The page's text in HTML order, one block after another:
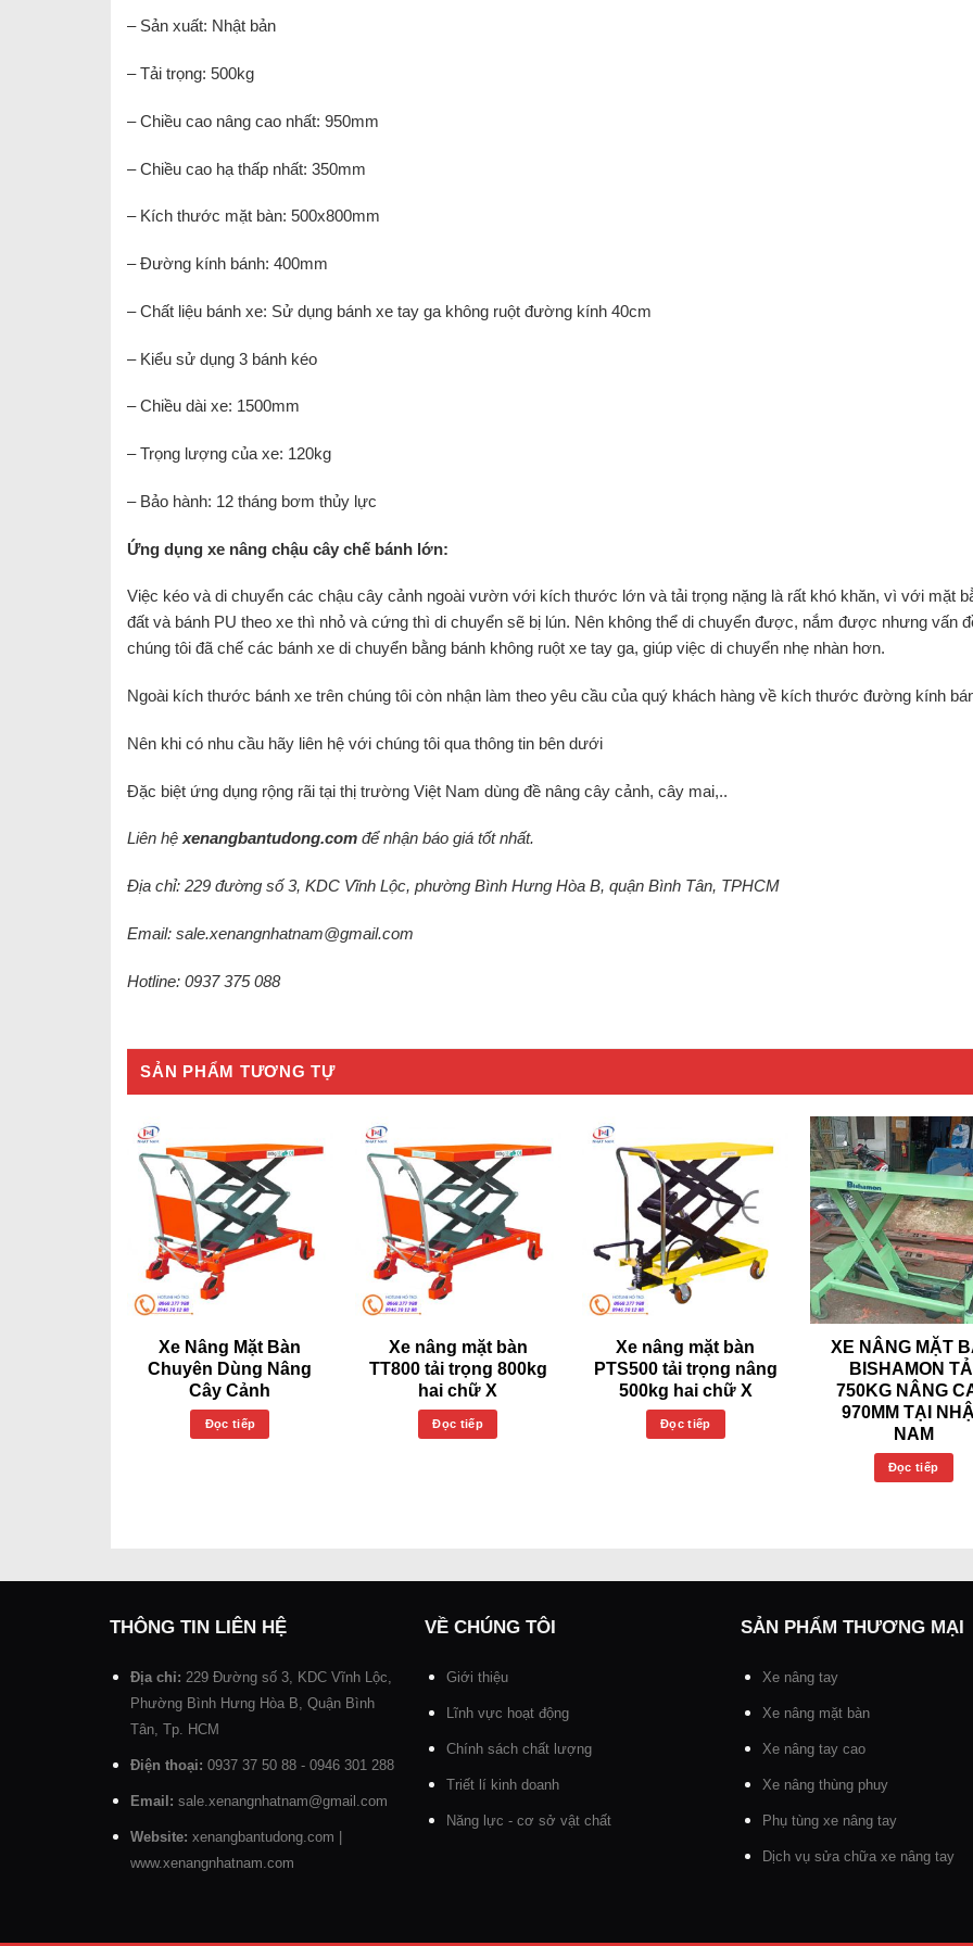
– Sản xuất: Nhật bản
– Tải trọng: 500kg
– Chiều cao nâng cao nhất: 950mm
– Chiều cao hạ thấp nhất: 350mm
– Kích thước mặt bàn: 500x800mm
– Đường kính bánh: 400mm
– Chất liệu bánh xe: Sử dụng bánh xe tay ga không ruột đường kính 40cm
– Kiểu sử dụng 3 bánh kéo
– Chiều dài xe: 1500mm
– Trọng lượng của xe: 120kg
– Bảo hành: 12 tháng bơm thủy lực
Ứng dụng xe nâng chậu cây chế bánh lớn:
Việc kéo và di chuyển các chậu cây cảnh ngoài vườn với kích thước lớn và tải trọng nặng là rất khó khăn, vì với mặt
đất và bánh PU theo xe thì nhỏ và cứng thì di chuyển sẽ bị lún. Nên không thể di chuyển được, nắm được nhưng vấn
chúng tôi đã chế các bánh xe di chuyển bằng bánh không ruột xe tay ga, giúp việc di chuyển nhẹ nhàn hơn.
Ngoài kích thước bánh xe trên chúng tôi còn nhận làm theo yêu cầu của quý khách hàng về kích thước đường kính
Nên khi có nhu cầu hãy liên hệ với chúng tôi qua thông tin bên dưới
Đặc biệt ứng dụng rộng rãi tại thị trường Việt Nam dùng đề nâng cây cảnh, cây mai,..
Liên hệ xenangbantudong.com để nhận báo giá tốt nhất.
Địa chỉ: 229 đường số 3, KDC Vĩnh Lộc, phường Bình Hưng Hòa B, quận Bình Tân, TPHCM
Email: sale.xenangnhatnam@gmail.com
Hotline: 0937 375 088
SẢN PHẨM TƯƠNG TỰ
Xe Nâng Mặt Bàn
Chuyên Dùng Nâng
Cây Cảnh
Đọc tiếp
Xe nâng mặt bàn
TT800 tải trọng 800kg
hai chữ X
Đọc tiếp
Xe nâng mặt bàn
PTS500 tải trọng nâng
500kg hai chữ X
Đọc tiếp
XE NÂNG MẶT
BISHAMON TẢI
750KG NÂNG
970MM TẠI
NAM
Đọc tiếp
THÔNG TIN LIÊN HỆ
Địa chỉ: 229 Đường số 3, KDC Vĩnh Lộc,
Phường Bình Hưng Hòa B, Quận Bình
Tân, Tp. HCM
Điện thoại: 0937 37 50 88 - 0946 301 288
Email: sale.xenangnhatnam@gmail.com
Website: xenangbantudong.com
www.xenangnhatnam.com
VỀ CHÚNG TÔI
Giới thiệu
Lĩnh vực hoạt động
Chính sách chất lượng
Triết lí kinh doanh
Năng lực - cơ sở vật chất
SẢN PHẨM THƯƠNG MẠI
Xe nâng tay
Xe nâng mặt bàn
Xe nâng tay cao
Xe nâng thùng phuy
Phụ tùng xe nâng tay
Dịch vụ sửa chữa xe nâng tay